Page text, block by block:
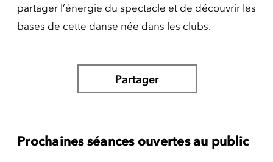
partager l’énergie du spectacle et de découvrir les
bases de cette danse née dans les clubs.
Partager
Prochaines séances ouvertes au public